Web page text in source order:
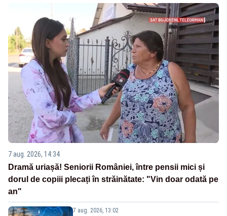
7 aug. 2026, 14:34
Dramă uriașă! Seniorii României, între pensii mici și
dorul de copiii plecați în străinătate: "Vin doar odată pe
an"
7 aug. 2026, 13:02